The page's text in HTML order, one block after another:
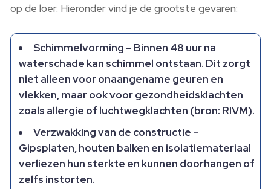
op de loer. Hieronder vind je de grootste gevaren:
Schimmelvorming – Binnen 48 uur na
waterschade kan schimmel ontstaan. Dit zorgt
niet alleen voor onaangename geuren en
vlekken, maar ook voor gezondheidsklachten
zoals allergie of luchtwegklachten (bron: RIVM).
Verzwakking van de constructie –
Gipsplaten, houten balken en isolatiemateriaal
verliezen hun sterkte en kunnen doorhangen of
zelfs instorten.